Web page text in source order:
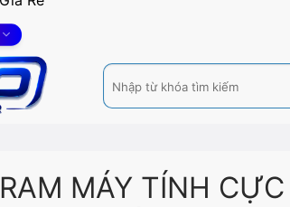
Tìm
kiếm:
MÁY TÍNH